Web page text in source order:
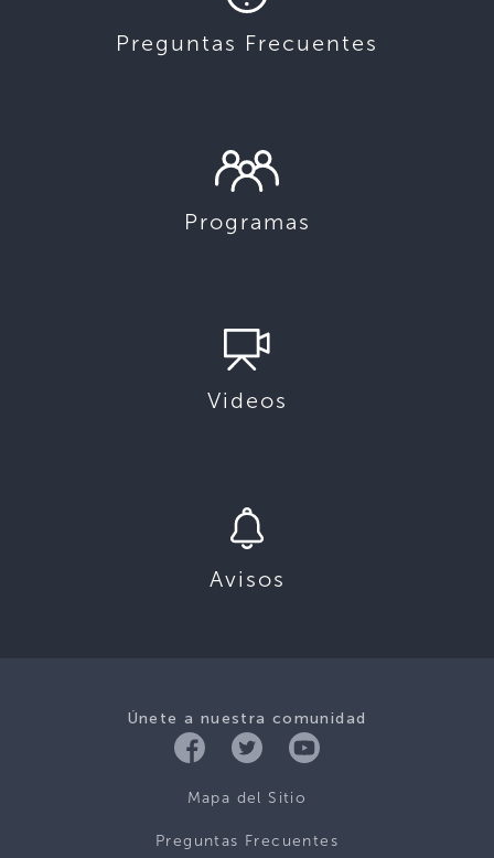
Preguntas Frecuentes
Programas
Videos
Avisos
Únete a nuestra comunidad
Mapa del Sitio
Preguntas Frecuentes